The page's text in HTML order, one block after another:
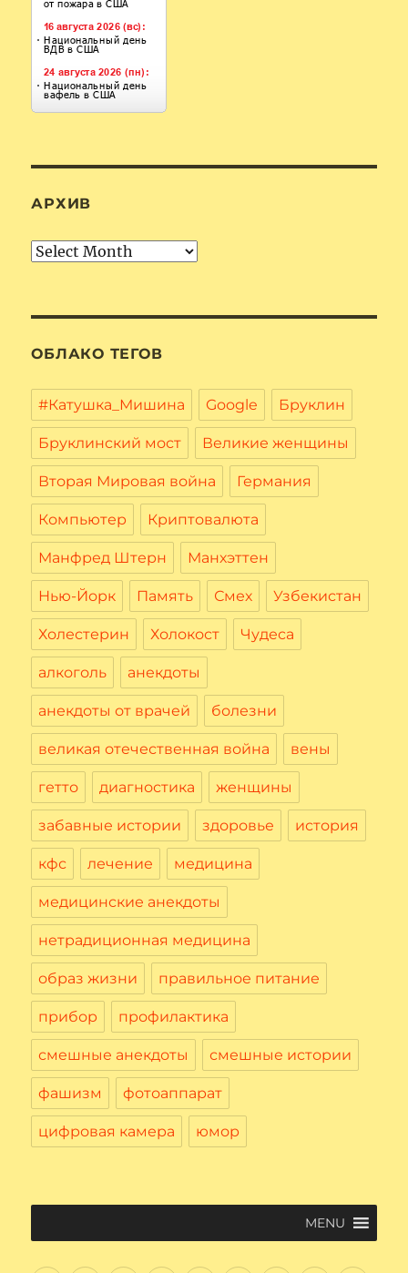
АРХИВ
Архив
ОБЛАКО ТЕГОВ
#Катушка_Мишина Google Бруклин
Бруклинский мост Великие женщины
Вторая Мировая война Германия
Компьютер Криптовалюта
Манфред Штерн Манхэттен
Нью-Йорк Память Смех Узбекистан
Холестерин Холокост Чудеса
алкоголь анекдоты
анекдоты от врачей болезни
великая отечественная война вены
гетто диагностика женщины
забавные истории здоровье история
кфс лечение медицина
медицинские анекдоты
нетрадиционная медицина
образ жизни правильное питание
прибор профилактика
смешные анекдоты смешные истории
фашизм фотоаппарат
цифровая камера юмор
MENU